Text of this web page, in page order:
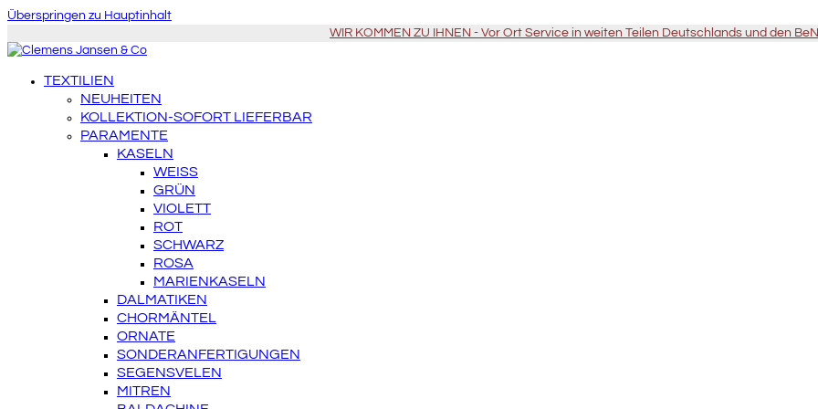
Überspringen zu Hauptinhalt
WIR KOMMEN ZU IHNEN - Vor Ort Service in weiten Teilen Deutschlands und den
TEXTILIEN
NEUHEITEN
KOLLEKTION-SOFORT LIEFERBAR
PARAMENTE
KASELN
WEISS
GRÜN
VIOLETT
ROT
SCHWARZ
ROSA
MARIENKASELN
DALMATIKEN
CHORMÄNTEL
ORNATE
SONDERANFERTIGUNGEN
SEGENSVELEN
MITREN